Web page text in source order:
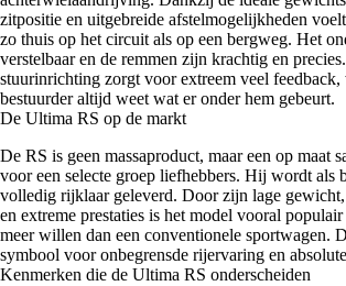
zitpositie en uitgebreide afstelmogelijkheden
zo thuis op het circuit als op een bergweg. Het
verstelbaar en de remmen zijn krachtig en
stuurinrichting zorgt voor extreem veel feedback,
bestuurder altijd weet wat er onder hem gebeurt.
De Ultima RS op de markt
De RS is geen massaproduct, maar een op maat
voor een selecte groep liefhebbers. Hij wordt als
volledig rijklaar geleverd. Door zijn lage gewicht,
en extreme prestaties is het model vooral
meer willen dan een conventionele sportwagen.
symbool voor onbegrensde rijervaring en
Kenmerken die de Ultima RS onderscheiden